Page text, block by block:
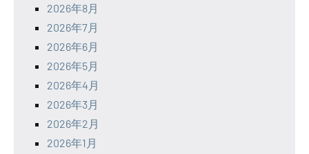
2026年8月
2026年7月
2026年6月
2026年5月
2026年4月
2026年3月
2026年2月
2026年1月